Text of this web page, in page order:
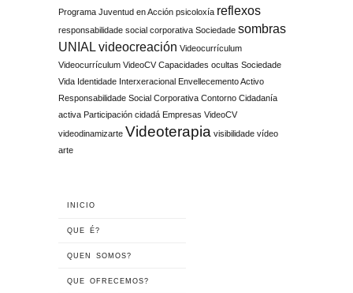
Programa Juventud en Acción psicoloxía reflexos
responsabilidade social corporativa Sociedade sombras
UNIAL videocreación Videocurrículum
Videocurrículum VideoCV Capacidades ocultas Sociedade
Vida Identidade Interxeracional Envellecemento Activo
Responsabilidade Social Corporativa Contorno Cidadanía
activa Participación cidadá Empresas VideoCV
videodinamizarte Videoterapia visibilidade vídeo
arte
INICIO
QUE É?
QUEN SOMOS?
QUE OFRECEMOS?